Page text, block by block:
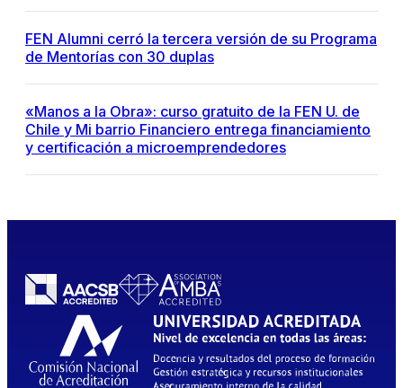
FEN Alumni cerró la tercera versión de su Programa
de Mentorías con 30 duplas
«Manos a la Obra»: curso gratuito de la FEN U. de
Chile y Mi barrio Financiero entrega financiamiento
y certificación a microemprendedores